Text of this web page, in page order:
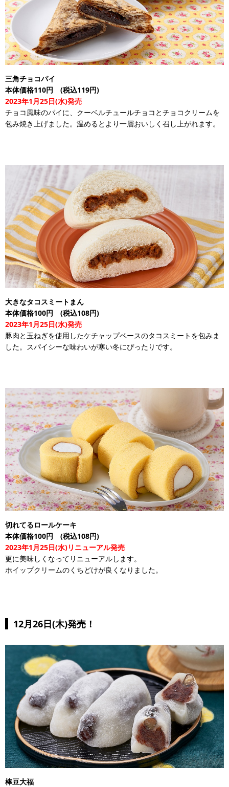
三角チョコパイ
本体価格110円 (税込119円)
2023年1月25日(水)発売
チョコ風味のパイに、クーベルチュールチョコとチョコクリームを
包み焼き上げました。温めるとより一層おいしく召し上がれます。
大きなタコスミートまん
本体価格100円 (税込108円)
2023年1月25日(水)発売
豚肉と玉ねぎを使用したケチャップベースのタコスミートを包みま
した。スパイシーな味わいが寒い冬にぴったりです。
切れてるロールケーキ
本体価格100円 (税込108円)
2023年1月25日(水)リニューアル発売
更に美味しくなってリニューアルします。
ホイップクリームのくちどけが良くなりました。
12月26日(木)発売！
棒豆大福